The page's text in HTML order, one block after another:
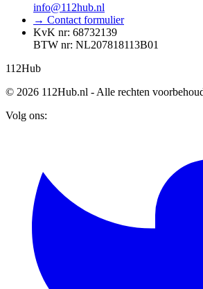
info@112hub.nl
→ Contact formulier
KvK nr: 68732139
BTW nr: NL207818113B01
112Hub
© 2026 112Hub.nl - Alle rechten
Volg ons: